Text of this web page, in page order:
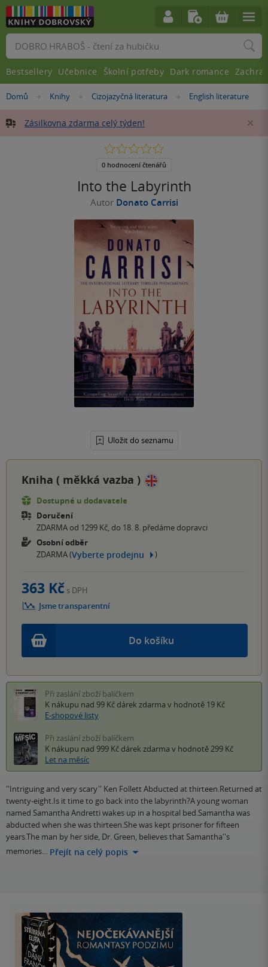
Nacházíte
zde:
Domů »
Knihy »
Cizojazyčná literatura »
English literature
Zásilkovna zdarma celý týden!
Into the Labyrinth
Autor Donato Carrisi
Uložit do seznamu
0.0
5
0 hodnocení čtenářů
Kniha ( měkká vazba )
Dostupné u dodavatele
Doručení
ZDARMA od 1299 Kč, do 18. 8. předáme dopravci
Osobní odběr
ZDARMA (Vyberte prodejnu )
Do košíku
363 Kč s DPH
Jsme transparentní
Při zaslání zboží balíčkem
K nákupu nad 99 Kč dárek zdarma v hodnotě 19 Kč
E-shopové listy
Při zaslání zboží balíčkem
K nákupu nad 999 Kč dárek zdarma v hodnotě 299 Kč
Let na měsíc
''Intriguing and very scary'' Ken Follett Abducted at thirteen.Returned at
twenty-eight.Is it time to go back into the labyrinth?A young woman
named Samantha Andretti wakes up in a hospital bed.Samantha was
abducted when she was thirteen.She was kept prisoner for fifteen
years.The man by her side, Dr. Green, believes that Samantha''s
memories… Přejít na celý popis
Vyhledávání
Bestsellery Učebnice Školní potřeby Dark romance